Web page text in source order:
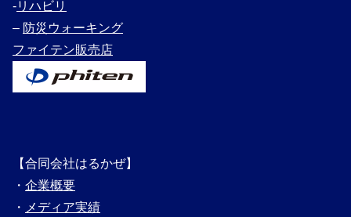
‐リハビリ
– 防災ウォーキング
ファイテン販売店
【合同会社はるかぜ】
・ 企業概要
・ メディ ア実績